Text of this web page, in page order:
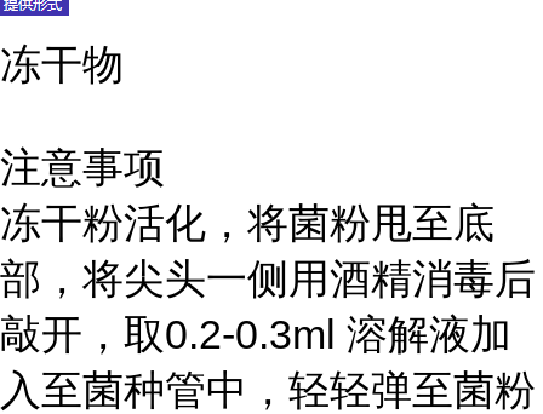
冻干物
注意事项
冻干粉活化，将菌粉甩至底
部，将尖头一侧用酒精消毒后
敲开，取0.2-0.3ml 溶解液加
入至菌种管中，轻轻弹至菌粉